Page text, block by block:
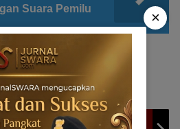
Suara Pemilu
PSU
Editor: BABATOPA
dan SDM Sula: Memantik
×